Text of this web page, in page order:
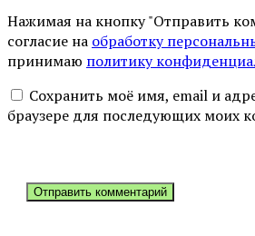
Нажимая на кнопку "Отправить
согласие на обработку
принимаю политику
Сохранить моё имя, email и
браузере для последующих моих